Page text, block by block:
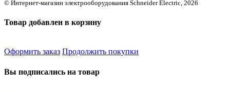
© Интернет-магазин электрооборудования Schneider Electric, 2026
Товар добавлен в корзину
Оформить заказ Продолжить покупки
Вы подписались на товар